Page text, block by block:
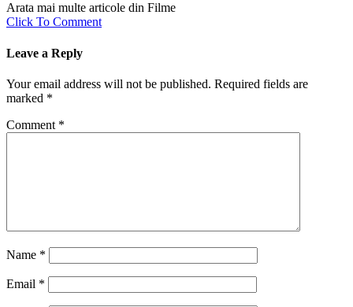
Arata mai multe articole din Filme
Click To Comment
Leave a Reply
Your email address will not be published. Required fields are
marked *
Comment *
Name *
Email *